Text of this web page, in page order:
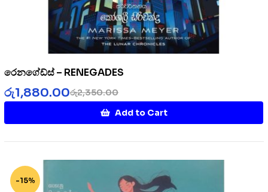
රෙනගේඩ්ස් – RENEGADES
රු2,350.00
රු1,880.00
Add to Cart
-15%